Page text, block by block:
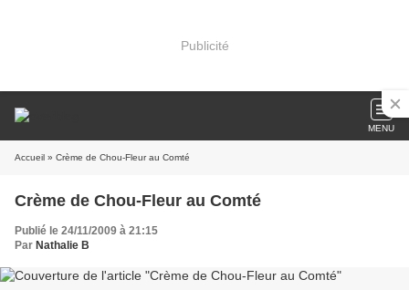
Publicité
MENU
Accueil » Crème de Chou-Fleur au Comté
Crème de Chou-Fleur au Comté
Publié le 24/11/2009 à 21:15
Par Nathalie B